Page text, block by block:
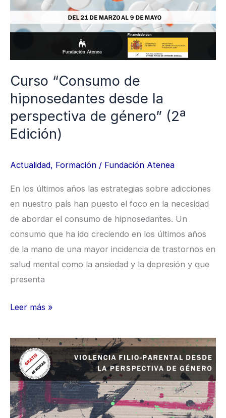
Curso “Consumo de
hipnosedantes desde la
perspectiva de género” (2ª
Edición)
Actualidad, Formación / Fundación Atenea
En los últimos años las estrategias sobre adicciones
en nuestro país han puesto el foco en la necesidad
de abordar el consumo de hipnosedantes. Un
consumo que ha ido creciendo en los últimos años
de la mano de una mayor incidencia de trastornos en
salud mental como la ansiedad y la depresión y que
presenta
perspectiva
género”
Leer más »
Curso
Violencia
filio-
parental
desde